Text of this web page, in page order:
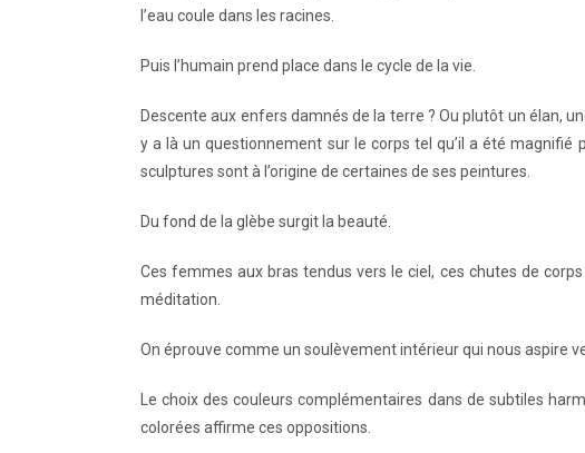
l’eau coule dans les racines.
Puis l’humain prend place dans le cycle de la vie.
Descente aux enfers damnés de la terre ? Ou plutôt un élan,
y a là un questionnement sur le corps tel qu’il a été magnifié
sculptures sont à l’origine de certaines de ses peintures.
Du fond de la glèbe surgit la beauté.
Ces femmes aux bras tendus vers le ciel, ces chutes de
méditation.
On éprouve comme un soulèvement intérieur qui nous aspire
Le choix des couleurs complémentaires dans de subtiles
colorées affirme ces oppositions.